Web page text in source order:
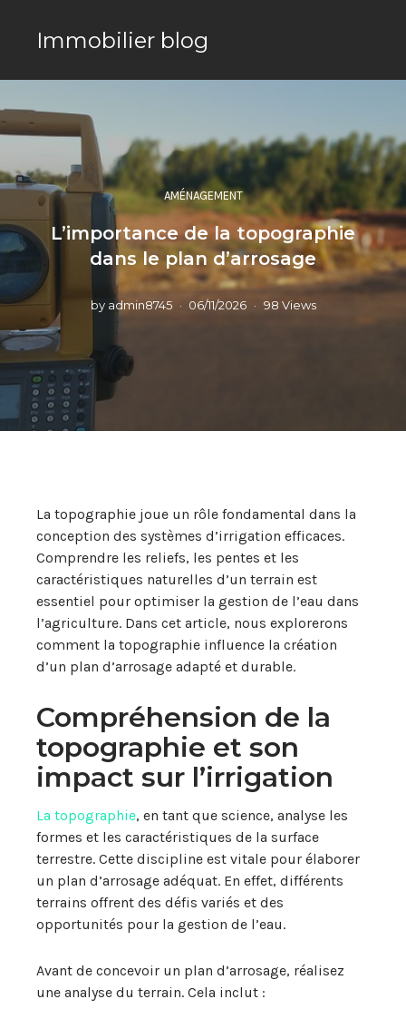
Immobilier blog
AMÉNAGEMENT
L’importance de la topographie
dans le plan d’arrosage
by admin8745 06/11/2026 98 Views
La topographie joue un rôle fondamental dans la
conception des systèmes d’irrigation efficaces.
Comprendre les reliefs, les pentes et les
caractéristiques naturelles d’un terrain est
essentiel pour optimiser la gestion de l’eau dans
l’agriculture. Dans cet article, nous explorerons
comment la topographie influence la création
d’un plan d’arrosage adapté et durable.
Compréhension de la
topographie et son
impact sur l’irrigation
La topographie, en tant que science, analyse les
formes et les caractéristiques de la surface
terrestre. Cette discipline est vitale pour élaborer
un plan d’arrosage adéquat. En effet, différents
terrains offrent des défis variés et des
opportunités pour la gestion de l’eau.
Avant de concevoir un plan d’arrosage, réalisez
une analyse du terrain. Cela inclut :